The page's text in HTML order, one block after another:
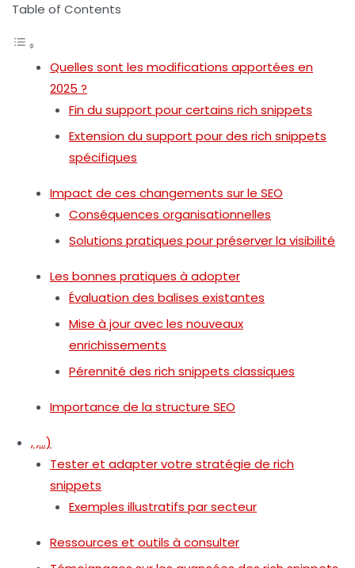
Table of Contents
Quelles sont les modifications apportées en
2025 ?
Fin du support pour certains rich snippets
Extension du support pour des rich snippets
spécifiques
Impact de ces changements sur le SEO
Conséquences organisationnelles
Solutions pratiques pour préserver la visibilité
Les bonnes pratiques à adopter
Évaluation des balises existantes
Mise à jour avec les nouveaux
enrichissements
Pérennité des rich snippets classiques
Importance de la structure SEO
, ,…)
Tester et adapter votre stratégie de rich
snippets
Exemples illustratifs par secteur
Ressources et outils à consulter